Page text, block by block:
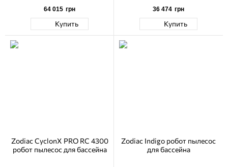
64 015 грн
Купить
36 474 грн
Купить
Zodiac CyclonX PRO RC 4300
робот пылесос для бассейна
Zodiac Indigo робот пылесос
для бассейна